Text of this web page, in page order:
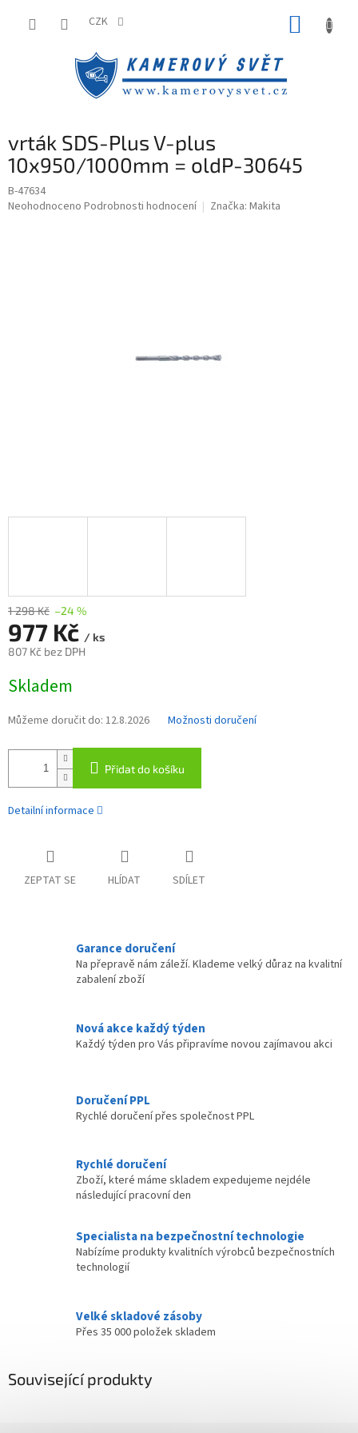
CZK
vrták SDS-Plus V-plus
10x950/1000mm = oldP-30645
B-47634
Průměrné
Neohodnoceno Podrobnosti hodnocení Značka: Makita
1 298 Kč –24 %
977 Kč / ks
807 Kč bez DPH
cena:
Skladem
Můžeme doručit do: 12.8.2026 Možnosti doručení
Přidat do košíku
Detailní informace
ZEPTAT SE HLÍDAT SDÍLET
Garance doručení
Na přepravě nám záleží. Klademe velký důraz na kvalitní
zabalení zboží
Nová akce každý týden
Každý týden pro Vás připravíme novou zajímavou akci
Doručení PPL
Rychlé doručení přes společnost PPL
Rychlé doručení
Zboží, které máme skladem expedujeme nejdéle
následující pracovní den
Specialista na bezpečnostní technologie
Nabízíme produkty kvalitních výrobců bezpečnostních
technologií
Velké skladové zásoby
Přes 35 000 položek skladem
Související produkty